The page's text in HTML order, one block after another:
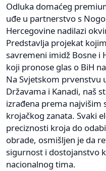
Odluka domaćeg
uđe u partnerstvo s
Hercegovine nadilazi
Predstavlja projekat
savremeni imidž Bosne i
koji pronose glas o BiH
Na Svjetskom prvenstvu
Državama i Kanadi, naš
izrađena prema
krojačkog zanata. Svaki
preciznosti kroja do
obrade, osmišljen je da
sigurnost i dostojanstvo
nacionalnog tima.